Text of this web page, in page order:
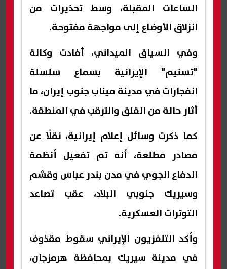
الساعات المقبلة، وسط تحذيرات من
انزلاق الأوضاع إلى مواجهة مفتوحة.
وفي السياق الميداني، أفادت وكالة
"تسنيم" الإيرانية بسماع سلسلة
انفجارات في مدينة ميناب جنوب إيران، ما
أثار حالة من القلق والترقب في المنطقة.
كما ذكرت وسائل إعلام إيرانية، نقلًا عن
مصادر مطلعة، أنه تم تفعيل أنظمة
الدفاع الجوي في مدن بندر عباس وقشم
وسيريك جنوبي البلاد، عقب تصاعد
التوترات العسكرية.
وأكد التلفزيون الإيراني سقوط مقذوف
في مدينة سيريك بمحافظة هرمزجان،